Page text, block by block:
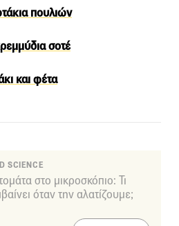
πουλιών
σοτέ
και φέτα
SCIENCE
στο μικροσκόπιο: Τι
όταν την αλατίζουμε;